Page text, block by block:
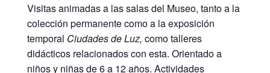
Visitas animadas a las salas del Museo, tanto a la
colección permanente como a la exposición
temporal Ciudades de Luz, como talleres
didácticos relacionados con esta. Orientado a
niños y niñas de 6 a 12 años. Actividades